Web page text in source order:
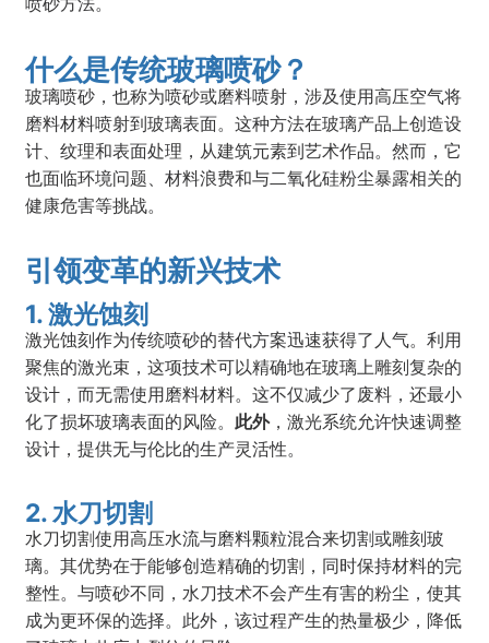
什么是传统玻璃喷砂？
玻璃喷砂，也称为喷砂或磨料喷射，涉及使用高压空气将
磨料材料喷射到玻璃表面。这种方法在玻璃产品上创造设
计、纹理和表面处理，从建筑元素到艺术作品。然而，它
也面临环境问题、材料浪费和与二氧化硅粉尘暴露相关的
健康危害等挑战。
引领变革的新兴技术
1. 激光蚀刻
激光蚀刻作为传统喷砂的替代方案迅速获得了人气。利用
聚焦的激光束，这项技术可以精确地在玻璃上雕刻复杂的
设计，而无需使用磨料材料。这不仅减少了废料，还最小
化了损坏玻璃表面的风险。此外，激光系统允许快速调整
设计，提供无与伦比的生产灵活性。
2. 水刀切割
水刀切割使用高压水流与磨料颗粒混合来切割或雕刻玻
璃。其优势在于能够创造精确的切割，同时保持材料的完
整性。与喷砂不同，水刀技术不会产生有害的粉尘，使其
成为更环保的选择。此外，该过程产生的热量极少，降低